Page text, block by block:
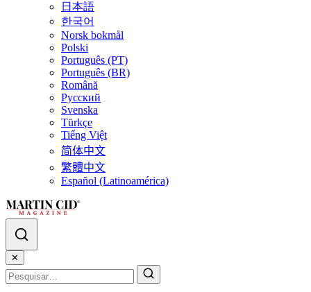
日本語
한국어
Norsk bokmål
Polski
Português (PT)
Português (BR)
Română
Русский
Svenska
Türkçe
Tiếng Việt
简体中文
繁體中文
Español (Latinoamérica)
✕